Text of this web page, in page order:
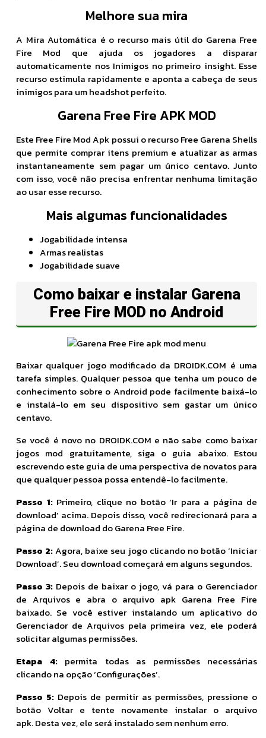
Melhore sua mira
A Mira Automática é o recurso mais útil do Garena Free
Fire Mod que ajuda os jogadores a disparar
automaticamente nos Inimigos no primeiro insight. Esse
recurso estimula rapidamente e aponta a cabeça de seus
inimigos para um headshot perfeito.
Garena Free Fire APK MOD
Este Free Fire Mod Apk possui o recurso Free Garena Shells
que permite comprar itens premium e atualizar as armas
instantaneamente sem pagar um único centavo. Junto
com isso, você não precisa enfrentar nenhuma limitação
ao usar esse recurso.
Mais algumas funcionalidades
Jogabilidade intensa
Armas realistas
Jogabilidade suave
Como baixar e instalar Garena
Free Fire MOD no Android
Baixar qualquer jogo modificado da DROIDK.COM é uma
tarefa simples. Qualquer pessoa que tenha um pouco de
conhecimento sobre o Android pode facilmente baixá-lo
e instalá-lo em seu dispositivo sem gastar um único
centavo.
Se você é novo no DROIDK.COM e não sabe como baixar
jogos mod gratuitamente, siga o guia abaixo. Estou
escrevendo este guia de uma perspectiva de novatos para
que qualquer pessoa possa entendê-lo facilmente.
Passo 1:Primeiro, clique no botão ‘Ir para a página de
download’ acima. Depois disso, você redirecionará para a
página de download do Garena Free Fire.
Passo 2:Agora, baixe seu jogo clicando no botão ‘Iniciar
Download’. Seu download começará em alguns segundos.
Passo 3: Depois de baixar o jogo, vá para o Gerenciador
de Arquivos e abra o arquivo apk Garena Free Fire
baixado. Se você estiver instalando um aplicativo do
Gerenciador de Arquivos pela primeira vez, ele poderá
solicitar algumas permissões.
Etapa 4: permita todas as permissões necessárias
clicando na opção ‘Configurações’.
Passo 5: Depois de permitir as permissões, pressione o
botão Voltar e tente novamente instalar o arquivo
apk. Desta vez, ele será instalado sem nenhum erro.